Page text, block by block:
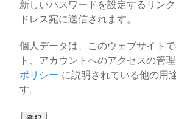
新しいパスワードを設定するリン
ドレス宛に送信されます。
個人データは、このウェブサイト
ト、アカウントへのアクセスの管理
ポリシー に説明されている他の用
す。